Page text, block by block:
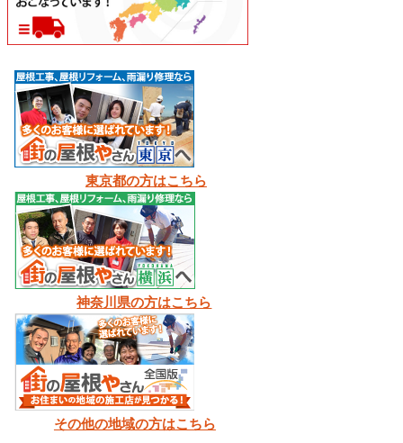
東京都の方はこちら
神奈川県の方はこちら
その他の地域の方はこちら